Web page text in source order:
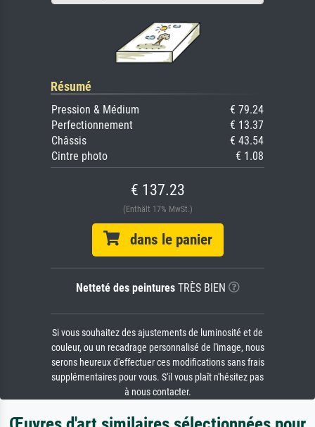
Résumé
Pression & Médium
€ 79.24
Perfectionnement
€ 13.37
Châssis
€ 43.54
Cintre photo
€ 1.08
€ 137.23
(Enthält 17% MwSt.)
dans le panier
Netteté des peinturesTRÈS BIEN
Si vous souhaitez des ajustements de luminosité et de
couleur, ou un recadrage personnalisé de l'image, nous
serons heureux d'effectuer ces modifications sans frais
supplémentaires pour vous. S'il vous plaît n'hésitez pas
à nous contacter.